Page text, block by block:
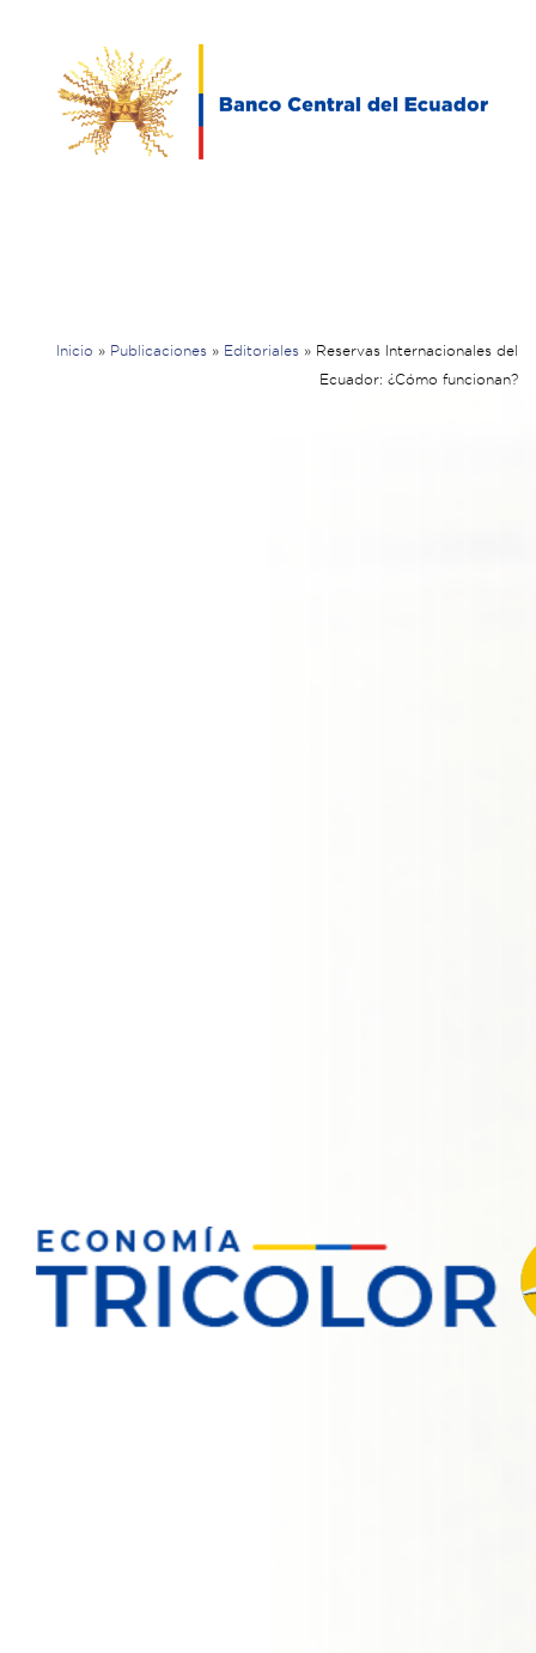
Inicio » Publicaciones » Editoriales » Reservas Internacionales del
Ecuador: ¿Cómo funcionan?